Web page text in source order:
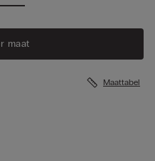
maat
Maattabel